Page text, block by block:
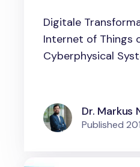
verpassen
Digitale
Internet of Things
Cyberphysical
Dr. Markus
Published